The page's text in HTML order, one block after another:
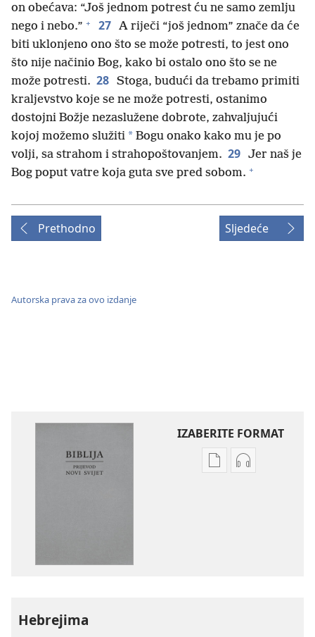
on obećava: “Još jednom potrest ću ne samo zemlju
nego i nebo.” + 27 A riječi “još jednom” znače da će
biti uklonjeno ono što se može potresti, to jest ono
što nije načinio Bog, kako bi ostalo ono što se ne
može potresti. 28 Stoga, budući da trebamo primiti
kraljevstvo koje se ne može potresti, ostanimo
dostojni Božje nezaslužene dobrote, zahvaljujući
kojoj možemo služiti * Bogu onako kako mu je po
volji, sa strahom i strahopoštovanjem. 29 Jer naš je
Bog poput vatre koja guta sve pred sobom. +
Prethodno Sljedeće
Autorska prava za ovo izdanje
IZABERITE FORMAT
PostavkePostavke
Hebrejima